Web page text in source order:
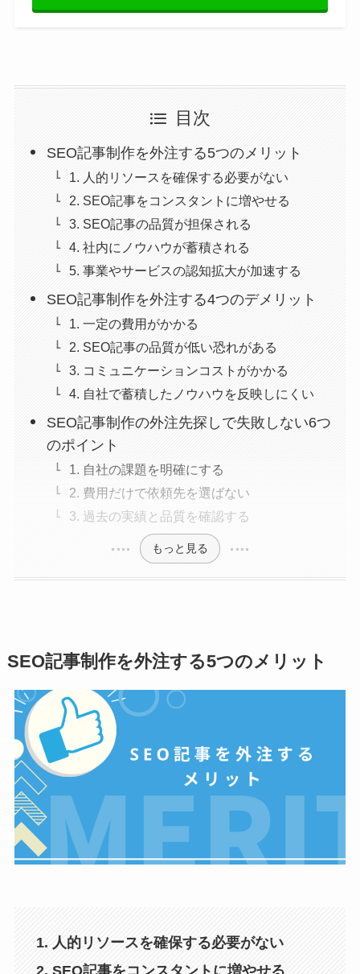
目次
SEO記事制作を外注する5つのメリット
1. 人的リソースを確保する必要がない
2. SEO記事をコンスタントに増やせる
3. SEO記事の品質が担保される
4. 社内にノウハウが蓄積される
5. 事業やサービスの認知拡大が加速する
SEO記事制作を外注する4つのデメリット
1. 一定の費用がかかる
2. SEO記事の品質が低い恐れがある
3. コミュニケーションコストがかかる
4. 自社で蓄積したノウハウを反映しにくい
SEO記事制作の外注先探しで失敗しない6つ
のポイント
1. 自社の課題を明確にする
2. 費用だけで依頼先を選ばない
3. 過去の実績と品質を確認する
もっと見る
SEO記事制作を外注する5つのメリット
1. 人的リソースを確保する必要がない